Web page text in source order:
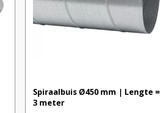
Spiraalbuis Ø450 mm | Lengte =
3 meter